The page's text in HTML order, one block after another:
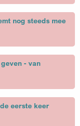
nog steeds mee
- van
eerste keer